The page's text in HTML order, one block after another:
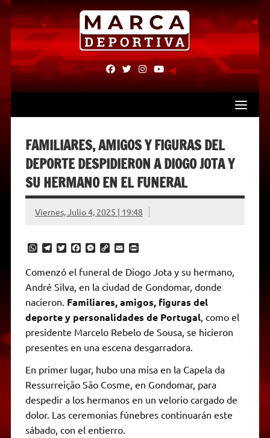
Skip
content
fab
fa-
fab
fa-
fab fab
FAMILIARES, AMIGOS Y FIGURAS DEL
DEPORTE DESPIDIERON A DIOGO JOTA Y
SU HERMANO EN EL FUNERAL
Viernes, Julio 4, 2025 | 19:48
W
t
s
A
p
p
T
e
g
a
m
T
t
t
e
r
F
c
e
b
o
k
M
s
e
g
e
C
y
L
n
k
E
a
i
l
P
n
t
r
i
n
d
l
Comenzó el funeral de Diogo Jota y su hermano,
André Silva, en la ciudad de Gondomar, donde
nacieron. Familiares, amigos, figuras del
deporte y personalidades de Portugal como el
presidente Marcelo Rebelo de Sousa, se hicieron
presentes en una escena desgarradora.
En primer lugar, hubo una misa en la Capela da
Ressurreição São Cosme, en Gondomar, para
despedir a los hermanos en un velorio cargado de
dolor. Las ceremonias fúnebres continuarán este
sábado, con el entierro.